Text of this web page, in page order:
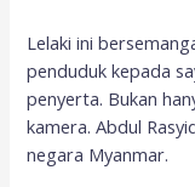
Lelaki ini
penduduk kepada
penyerta. Bukan
kamera. Abdul
negara Myanmar.